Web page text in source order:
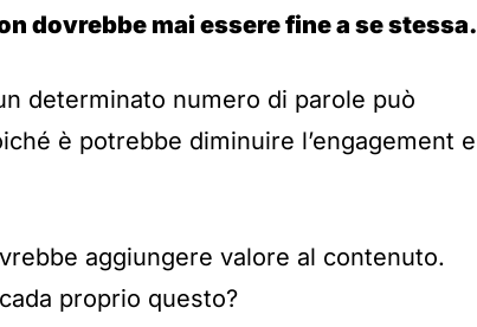
dovrebbe mai essere fine a se stessa.
determinato numero di parole può
è potrebbe diminuire l’engagement e
aggiungere valore al contenuto.
proprio questo?